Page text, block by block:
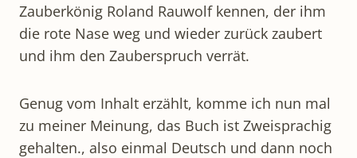
Zauberkönig Roland Rauwolf kennen, der ihm
die rote Nase weg und wieder zurück zaubert
und ihm den Zauberspruch verrät.
Genug vom Inhalt erzählt, komme ich nun mal
zu meiner Meinung, das Buch ist Zweisprachig
gehalten., also einmal Deutsch und dann noch